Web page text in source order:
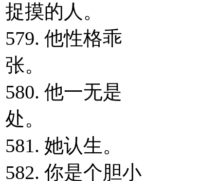
捉摸的人。
579. 他性格乖
张。
580. 他一无是
处。
581. 她认生。
582. 你是个胆小